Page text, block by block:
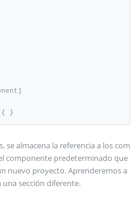
{ }
se almacena la referencia a los com
componente predeterminado que
nuevo proyecto. Aprenderemos a
sección diferente.